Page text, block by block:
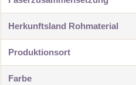
Herkunftsland Rohmaterial
Produktionsort
Farbe